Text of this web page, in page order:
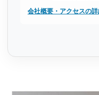
会社概要・アクセスの詳